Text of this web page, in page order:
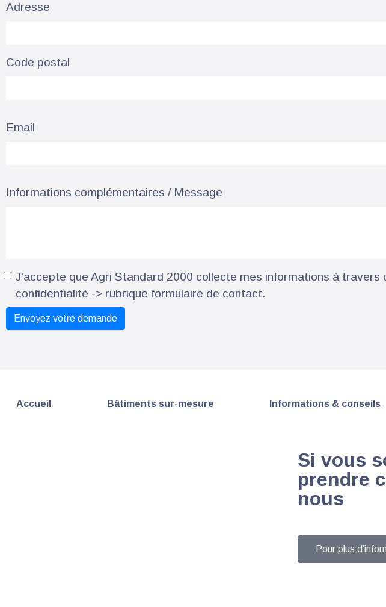
Adresse
Code postal
Email
Informations complémentaires / Message
J'accepte que Agri Standard 2000 collecte mes informations à
confidentialité -> rubrique formulaire de contact.
Accueil Bâtiments sur-mesure Informations & conseils
Si vous
prendre
nous
Pour plus